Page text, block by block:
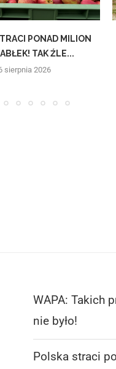
PONAD MILION
TAK ŹLE...
sierpnia 2026
WAPA: Takich
nie było!
Polska straci